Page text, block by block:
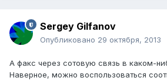
Sergey Gilfanov
Опубликовано 29 октября, 2013
A факс через сотовую связь в каком-
Наверное, можно воспользоваться